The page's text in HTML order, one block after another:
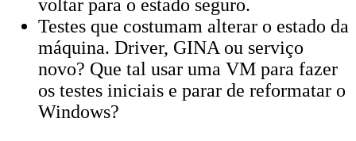
voltar para o estado seguro.
Testes que costumam alterar o estado da
máquina. Driver, GINA ou serviço
novo? Que tal usar uma VM para fazer
os testes iniciais e parar de reformatar o
Windows?